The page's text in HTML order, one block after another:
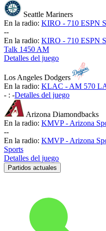
Seattle Mariners
En la radio: KIRO - 710 ESPN
--
En la radio: KIRO - 710 ESPN
Talk 1450 AM
Detalles del juego
Los Angeles Dodgers
En la radio: KLAC - AM 570
- : -Detalles del juego
Arizona Diamondbacks
En la radio: KMVP - Arizona
--
En la radio: KMVP - Arizona
Sports
Detalles del juego
Partidos actuales